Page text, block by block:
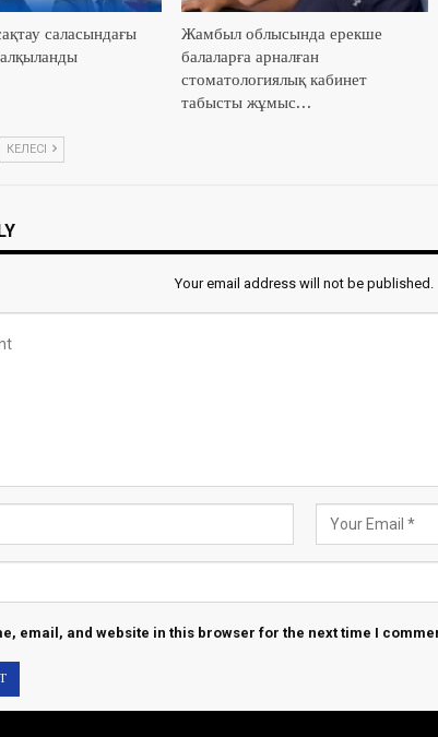
саласындағы
Жамбыл облысында ерекше
балаларға арналған
стоматологиялық кабинет
табысты жұмыс…
КЕЛЕСІ
Your email address will not be published.
email, and website in this browser for the next time I